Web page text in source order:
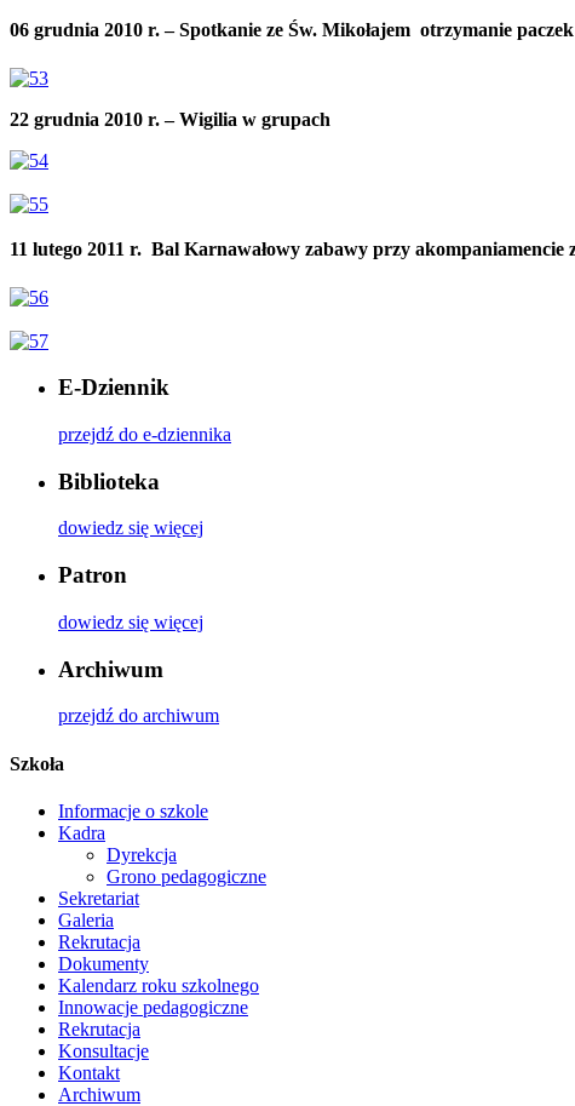
06 grudnia 2010 r. – Spotkanie ze Św. Mikołajem  otrzymanie paczek
22 grudnia 2010 r. – Wigilia w grupach
11 lutego 2011 r.  Bal Karnawałowy zabawy przy
E-Dziennik
przejdź do e-dziennika
Biblioteka
dowiedz się więcej
Patron
dowiedz się więcej
Archiwum
przejdź do archiwum
Szkoła
Informacje o szkole
Kadra
Dyrekcja
Grono pedagogiczne
Sekretariat
Galeria
Rekrutacja
Dokumenty
Kalendarz roku szkolnego
Innowacje pedagogiczne
Rekrutacja
Konsultacje
Kontakt
Archiwum